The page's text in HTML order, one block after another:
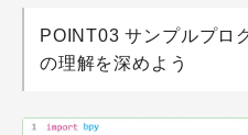
POINT03 サンプルプロ
の理解を深めよう